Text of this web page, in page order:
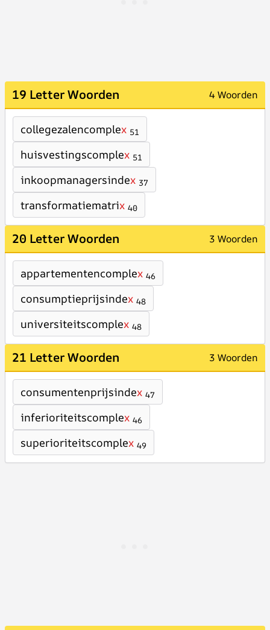
19 Letter Woorden 4 Woorden
collegezalencomplex 51
huisvestingscomplex 51
inkoopmanagersindex 37
transformatiematrix 40
20 Letter Woorden 3 Woorden
appartementencomplex 46
consumptieprijsindex 48
universiteitscomplex 48
21 Letter Woorden 3 Woorden
consumentenprijsindex 47
inferioriteitscomplex 46
superioriteitscomplex 49